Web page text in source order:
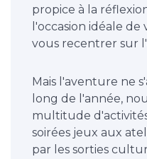
propice à la
l'occasion idéale
vous recentrer sur
Mais l'aventure ne
long de l'année,
multitude
soirées jeux aux
par les sorties